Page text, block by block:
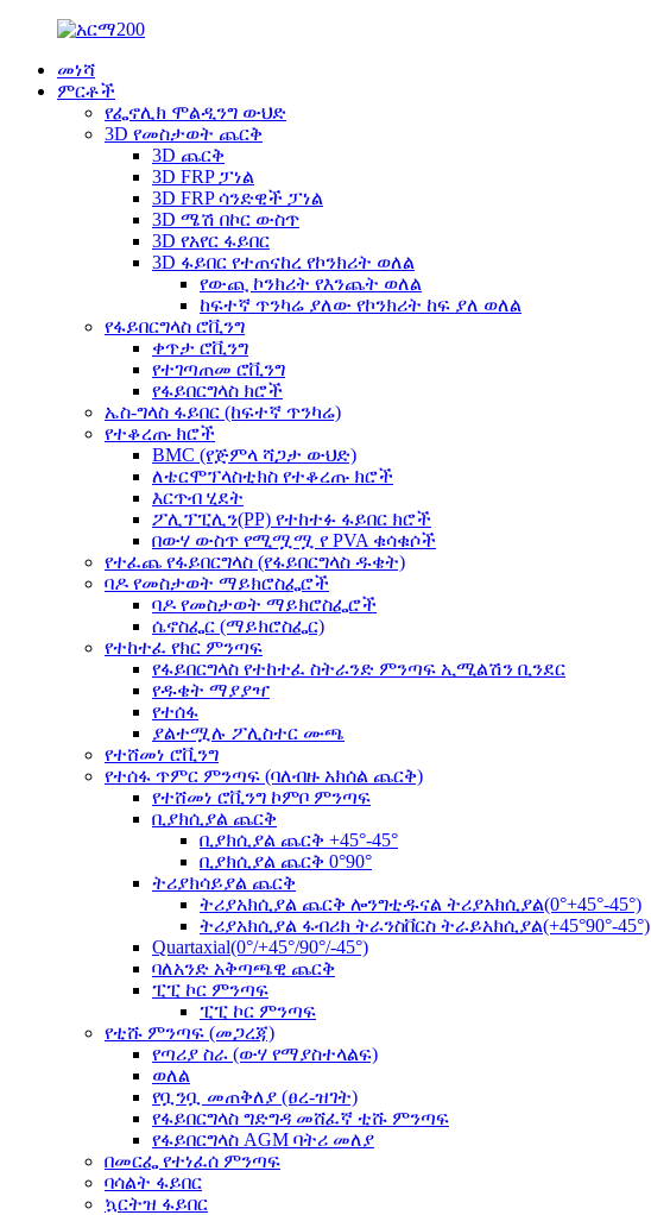
መነሻ
ምርቶች
የፌኖሊክ ሞልዲንግ ውህድ
3D የመስታወት ጨርቅ
3D ጨርቅ
3D FRP ፓነል
3D FRP ሳንድዊች ፓነል
3D ሜሽ በኮር ውስጥ
3D የአየር ፋይበር
3D ፋይበር የተጠናከረ የኮንክሪት ወለል
የውጪ ኮንክሪት የእንጨት ወለል
ከፍተኛ ጥንካሬ ያለው የኮንክሪት ከፍ ያለ ወለል
የፋይበርግላስ ሮቪንግ
ቀጥታ ሮቪንግ
የተገጣጠመ ሮቪንግ
የፋይበርግላስ ክሮች
ኤስ-ግላስ ፋይበር (ከፍተኛ ጥንካሬ)
የተቆረጡ ክሮች
BMC (የጅምላ ሻጋታ ውህድ)
ለቴርሞፕላስቲክስ የተቆረጡ ክሮች
እርጥብ ሂደት
ፖሊፕፒሊን(PP) የተከተፉ ፋይበር ክሮች
በውሃ ውስጥ የሚሟሟ የ PVA ቁሳቁሶች
የተፈጨ የፋይበርግላስ (የፋይበርግላስ ዱቄት)
ባዶ የመስታወት ማይክሮስፌሮች
ባዶ የመስታወት ማይክሮስፌሮች
ሴኖስፌር (ማይክሮስፌር)
የተከተፈ የክር ምንጣፍ
የፋይበርግላስ የተከተፈ ስትራንድ ምንጣፍ ኢሚልሽን ቢንደር
የዱቄት ማያያዣ
የተሰፋ
ያልተሟሉ ፖሊስተር ሙጫ
የተሸመነ ሮቪንግ
የተሰፋ ጥምር ምንጣፍ (ባለብዙ አክሰል ጨርቅ)
የተሸመነ ሮቪንግ ኮምቦ ምንጣፍ
ቢያክሲያል ጨርቅ
ቢያክሲያል ጨርቅ +45°-45°
ቢያክሲያል ጨርቅ 0°90°
ትሪያክሳይያል ጨርቅ
ትሪያአክሲያል ጨርቅ ሎንግቲዱናል ትሪያአክሲያል(0°+45°-45°)
ትሪያአክሲያል ፋብሪክ ትራንስቨርስ ትራይአክሲያል(+45°90°-45°)
Quartaxial(0°/+45°/90°/-45°)
ባለአንድ አቅጣጫዊ ጨርቅ
ፒፒ ኮር ምንጣፍ
ፒፒ ኮር ምንጣፍ
የቲሹ ምንጣፍ (መጋረጃ)
የጣሪያ ስራ (ውሃ የማያስተላልፍ)
ወለል
የቧንቧ መጠቅለያ (ፀረ-ዝገት)
የፋይበርግላስ ግድግዳ መሸፈኛ ቲሹ ምንጣፍ
የፋይበርግላስ AGM ባትሪ መለያ
በመርፌ የተነፈሰ ምንጣፍ
ባሳልት ፋይበር
ኳርትዝ ፋይበር